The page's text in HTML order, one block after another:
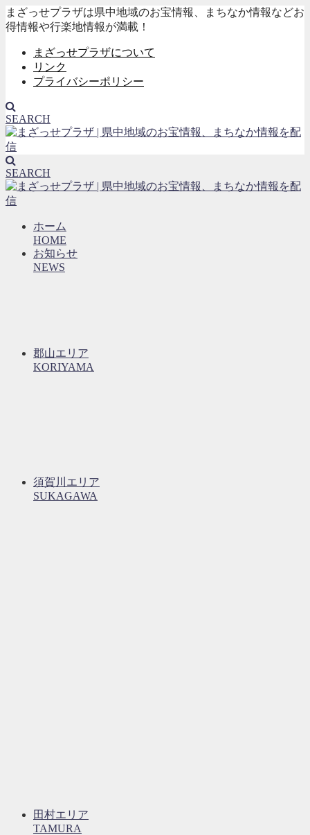
まざっせプラザは県中地域のお宝情報、まちなか情報などお
得情報や行楽地情報が満載！
まざっせプラザについて
リンク
プライバシーポリシー
SEARCH
SEARCH
ホーム
HOME
お知らせ
NEWS
郡山エリア
KORIYAMA
須賀川エリア
SUKAGAWA
田村エリア
TAMURA